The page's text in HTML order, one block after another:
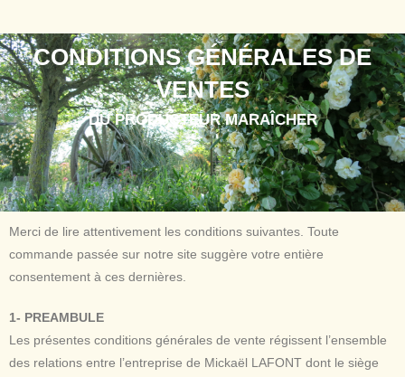
CONDITIONS GÉNÉRALES DE
VENTES
DU PRODUCTEUR MARAÎCHER
Merci de lire attentivement les conditions suivantes. Toute
commande passée sur notre site suggère votre entière
consentement à ces dernières.
1- PREAMBULE
Les présentes conditions générales de vente régissent l’ensemble
des relations entre l’entreprise de Mickaël LAFONT dont le siège